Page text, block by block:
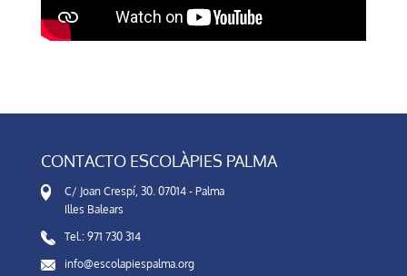
CONTACTO ESCOLÀPIES PALMA
C/ Joan Crespí, 30. 07014 - Palma
Illes Balears
Tel.: 971 730 314
info@escolapiespalma.org